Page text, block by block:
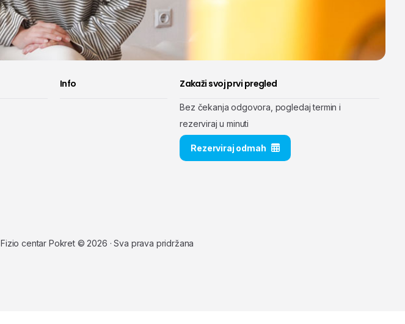
Info Zakaži svoj prvi pregled
Bez čekanja odgovora, pogledaj termin i
rezerviraj u minuti
Rezerviraj odmah
Fizio centar Pokret © 2026 · Sva prava pridržana